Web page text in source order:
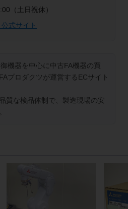
（土日祝休）
式サイト
機器を中心に中古FA機器の買
プロダクツが運営するECサイト
質な検品体制で、製造現場の安